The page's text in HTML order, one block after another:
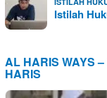
Istilah
AL HARIS WAYS
HARIS